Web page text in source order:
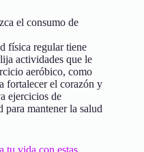
el consumo de
física regular tiene
actividades que le
aeróbico, como
fortalecer el corazón y
ejercicios de
mantener la salud
tu vida con estas